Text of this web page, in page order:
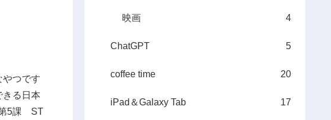
つです
る日本
5課 ST
映画 4
ChatGPT 5
coffee time 20
iPad＆Galaxy Tab 17